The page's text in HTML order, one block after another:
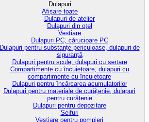
Dulapuri
Afișare toate
Dulapuri de atelier
Dulapuri din oțel
Vestiare
Dulapuri PC, cărucioare PC
Dulapuri pentru substanțe periculoase, dulapuri de
siguranță
Dulapuri pentru scule, dulapuri cu sertare
Compartimente cu încuietoare, dulapuri cu
compartimente cu încuietoare
Dulapuri pentru încărcarea acumulatorilor
Dulapuri pentru materiale de curățenie, dulapuri
pentru curățenie
Dulapuri pentru depozitare
Seifuri
Vestiare pentru pompieri